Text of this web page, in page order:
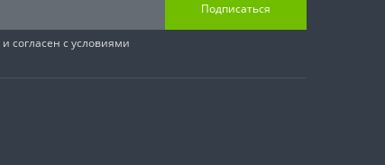
Подписаться
и согласен с условиями